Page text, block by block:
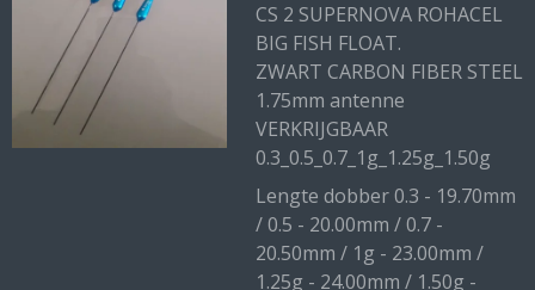
CS 2 SUPERNOVA ROHACEL
BIG FISH FLOAT.
ZWART CARBON FIBER STEEL
1.75mm antenne
VERKRIJGBAAR
0.3_0.5_0.7_1g_1.25g_1.50g
Lengte dobber 0.3 - 19.70mm
/ 0.5 - 20.00mm / 0.7 -
20.50mm / 1g - 23.00mm /
1.25g - 24.00mm / 1.50g -